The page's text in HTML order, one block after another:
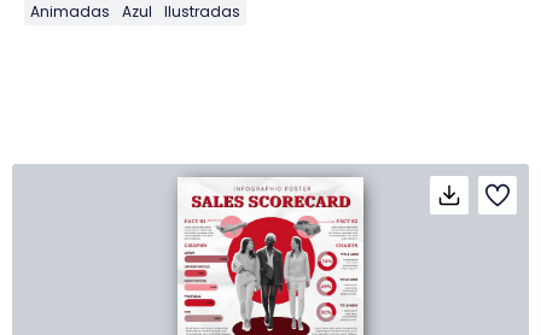
Animadas Azul Ilustradas